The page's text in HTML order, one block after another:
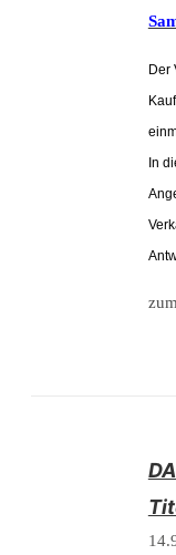
Der
In